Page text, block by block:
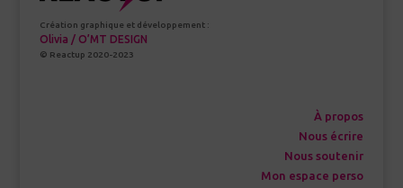
Création graphique et développement :
Olivia / O’MT DESIGN
© Reactup 2020-2023
À propos
Nous écrire
Nous soutenir
Mon espace perso